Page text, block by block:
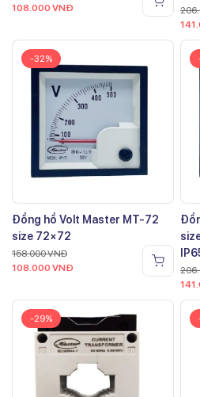
108.000 VNĐ
-32%
Đồng hồ Volt Master MT-72
size 72×72
158.000VNĐ
108.000 VNĐ
-29%